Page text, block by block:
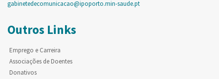
gabinetedecomunicacao@ipoporto.min-saude.pt
Outros Links
Emprego e Carreira
Associações de Doentes
Donativos